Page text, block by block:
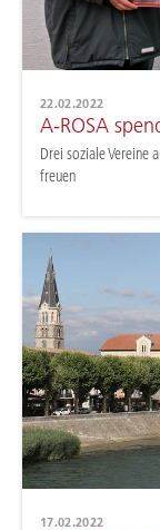
22.02.2022
A-ROSA
Drei soziale Vereine
freuen
17.02.2022